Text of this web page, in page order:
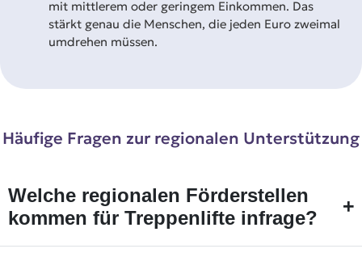
mit mittlerem oder geringem Einkommen. Das
stärkt genau die Menschen, die jeden Euro zweimal
umdrehen müssen.
Häufige Fragen zur regionalen Unterstützung
Welche regionalen Förderstellen
kommen für Treppenlifte infrage?
+